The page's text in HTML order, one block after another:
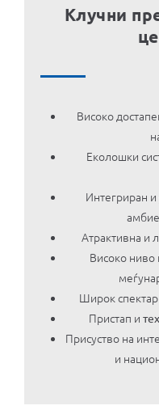
Клучни
Високо
Еколошки
Интегриран
Атрактивна и
Високо ниво
Широк
Пристап и
Присуство на
и